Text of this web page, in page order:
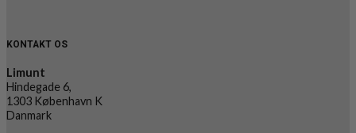
KONTAKT OS
Limunt
Hindegade 6,
1303 København K
Danmark